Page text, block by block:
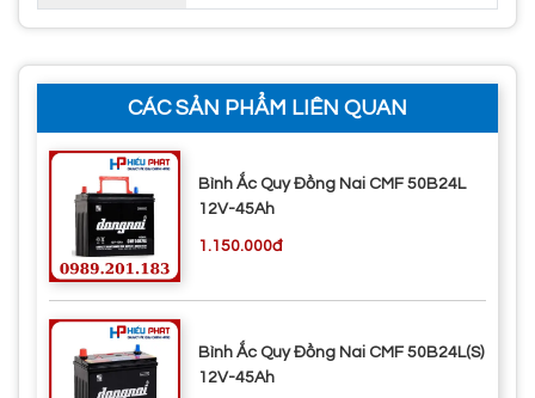
CÁC SẢN PHẨM LIÊN QUAN
Bình Ắc Quy Đồng Nai CMF 50B24L
12V-45Ah
1.150.000đ
Bình Ắc Quy Đồng Nai CMF 50B24L(S)
12V-45Ah